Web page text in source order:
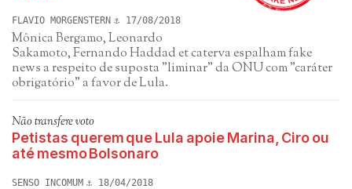
FLAVIO MORGENSTERN 17/08/2018
Mônica Bergamo, Leonardo
Sakamoto, Fernando Haddad et caterva espalham fake
news a respeito de suposta "liminar" da ONU com "caráter
obrigatório" a favor de Lula.
Não transfere voto
Petistas querem que Lula apoie Marina, Ciro ou
até mesmo Bolsonaro
SENSO INCOMUM 18/04/2018